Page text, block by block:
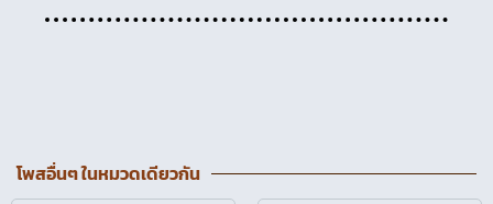
โพสอื่นๆ ในหมวดเดียวกัน